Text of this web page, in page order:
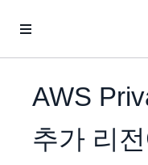
AWS
추가 리